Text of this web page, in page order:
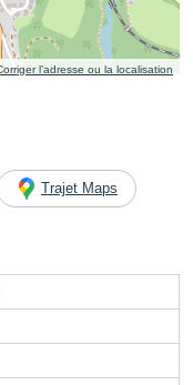
l’adresse ou la localisation
Trajet Maps